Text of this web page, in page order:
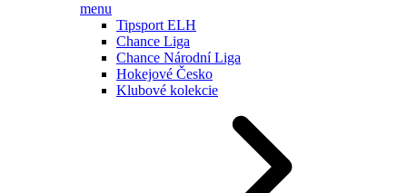
menu
Tipsport ELH
Chance Liga
Chance Národní Liga
Hokejové Česko
Klubové kolekcie